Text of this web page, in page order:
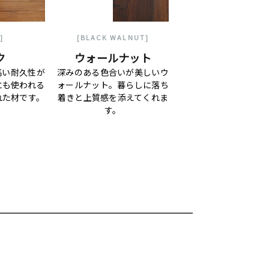
耐久性が
使われる
材です。
[BLACK WALNUT]
ウォールナット
深みのある色合いが美しいウ
ォールナット。暮らしに落ち
着きと上質感を添えてくれま
す。